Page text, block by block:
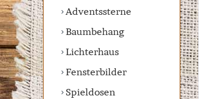
Adventssterne
Baumbehang
Lichterhaus
Fensterbilder
Spieldosen